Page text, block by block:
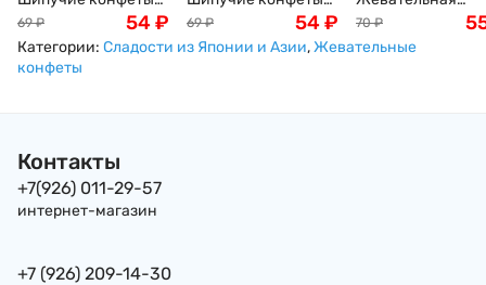
со вкусом колы
Bubble Candy Cola
Coris, 3шт. Япония
69 ₽ 54₽
со вкусом рамунэ
сидр Bubble Candy
69 ₽ 54₽
конфета Coris со
вкусом сидра,
70 ₽
Категории: Сладости из Японии и Азии,Жевательные
конфеты
Контакты
+7(926) 011-29-57
интернет-магазин
+7 (926) 209-14-30